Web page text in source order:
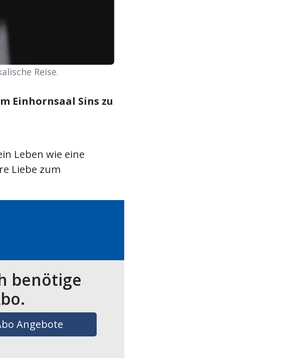
Reise.
Einhornsaal Sins zu
Leben wie eine
Liebe zum
benötige
Angebote